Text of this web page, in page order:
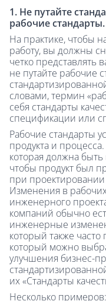
1. Не путайте
рабочие стандарты.
На практике, чтобы
работу, вы должны
четко представлять
не путайте рабочие
словами, термин
себя стандарты
спецификации или
Рабочие стандарты
продукта и
которая должна
чтобы продукт был
при проектировании
Изменения в
инженерного
компаний обычно
инженерные
который также
который можно
улучшения бизнес-
их «Стандарты
Несколько примеров: